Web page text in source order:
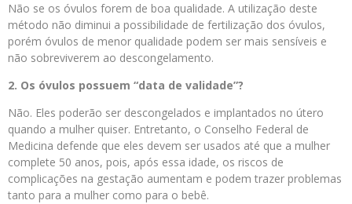
Não se os óvulos forem de boa qualidade. A utilização deste
método não diminui a possibilidade de fertilização dos óvulos,
porém óvulos de menor qualidade podem ser mais sensíveis e
não sobreviverem ao descongelamento.
2. Os óvulos possuem “data de validade”?
Não. Eles poderão ser descongelados e implantados no útero
quando a mulher quiser. Entretanto, o Conselho Federal de
Medicina defende que eles devem ser usados até que a mulher
complete 50 anos, pois, após essa idade, os riscos de
complicações na gestação aumentam e podem trazer problemas
tanto para a mulher como para o bebê.